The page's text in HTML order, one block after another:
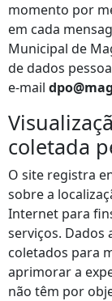
momento por
em cada
Municipal de
de dados
e‑mail
coletada
O site registra
sobre a
Internet para
serviços. Dados
coletados para
aprimorar a
não têm por